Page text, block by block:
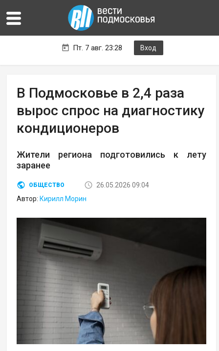
Пт. 7 авг. 23:28 Вход
В Подмосковье в 2,4 раза
вырос спрос на диагностику
кондиционеров
Жители региона подготовились к лету
заранее
ОБЩЕСТВО
26.05.2026 09:04
Автор: Кирилл Морин